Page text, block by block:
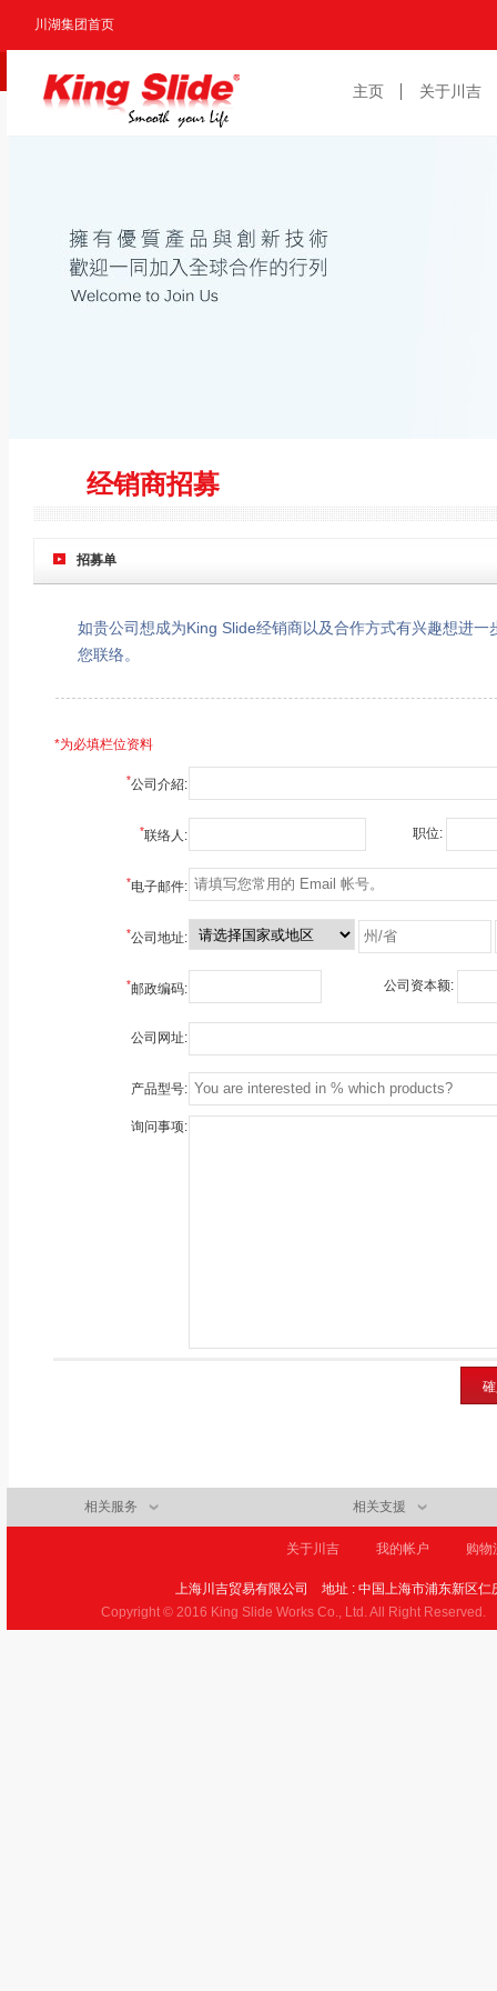
川湖集团首页
主页 关于川吉
经销商招募
招募单
如贵公司想成为King Slide经销商以及合作方式有兴趣想进
您联络。
*为必填栏位资料
*公司介紹:
*联络人: 职位:
*电子邮件:
*公司地址:
*邮政编码: 公司资本额:
公司网址:
产品型号:
询问事项:
相关服务 相关支援
关于川吉 我的帐户 购物
上海川吉贸易有限公司
地址 : 中国上海市浦东新区
Copyright © 2016 King Slide Works Co., Ltd. All Right